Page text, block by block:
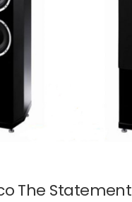
The Statement